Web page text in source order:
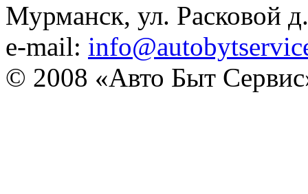
Мурманск, ул. Расковой
e-mail:
© 2008 «Авто Быт